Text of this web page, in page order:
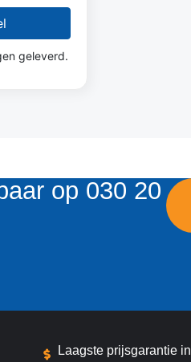
geleverd.
op 030 20
Laagste prijsgarantie in